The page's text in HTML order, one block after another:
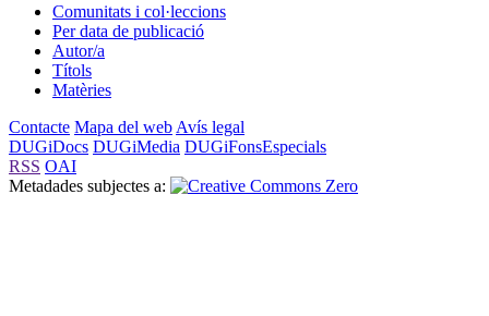
Comunitats i col·leccions
Per data de publicació
Autor/a
Títols
Matèries
Contacte Mapa del web Avís legal
DUGiDocs DUGiMedia DUGiFonsEspecials
RSS OAI
Metadades subjectes a: